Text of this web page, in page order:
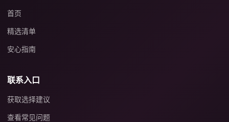
首页
精选清单
安心指南
联系入口
获取选择建议
查看常见问题